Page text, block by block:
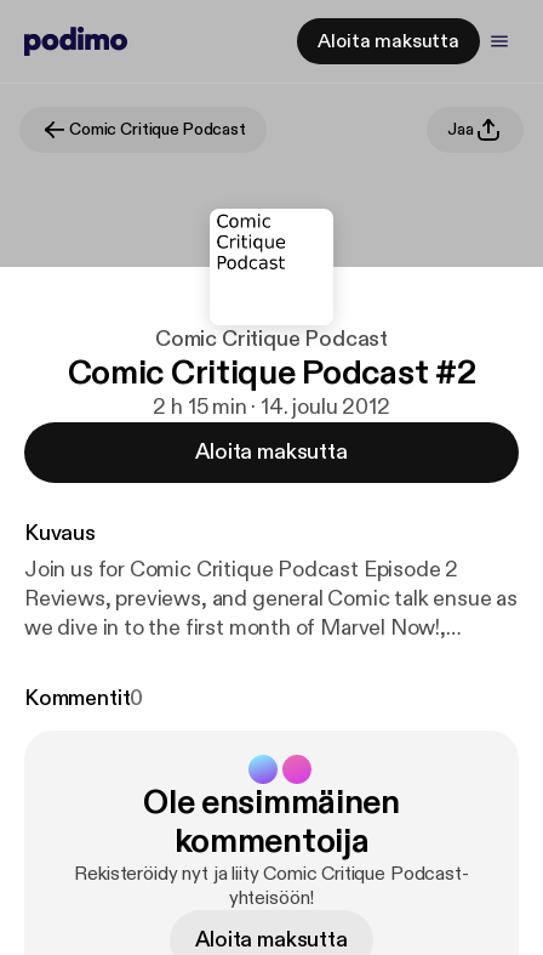
Aloita maksutta
Comic Critique Podcast Jaa
Comic Critique Podcast
Comic Critique Podcast #2
2 h 15 min · 14. joulu 2012
Aloita maksutta
Kuvaus
Join us for Comic Critique Podcast Episode 2
Reviews, previews, and general Comic talk ensue as
we dive in to the first month of Marvel Now!,
look at some of our favorite books. Visit us at
Kommentit0
Ole ensimmäinen
kommentoija
Rekisteröidy nyt ja liity Comic Critique Podcast-
yhteisöön!
Aloita maksutta